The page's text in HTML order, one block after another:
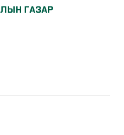
ГАЗАР